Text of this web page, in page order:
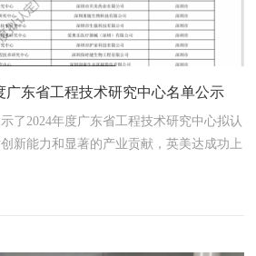
广东省工程技术研究中心名单公示
了2024年度广东省工程技术研究中心拟认
新能力和显著的产业贡献，英美达成功上